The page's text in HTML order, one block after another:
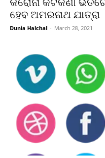
କରୋନା କଟକଣା
ହେବ ଅମରନାଥ ଯାତ୍ରା
Dunia Halchal - March 28, 2021